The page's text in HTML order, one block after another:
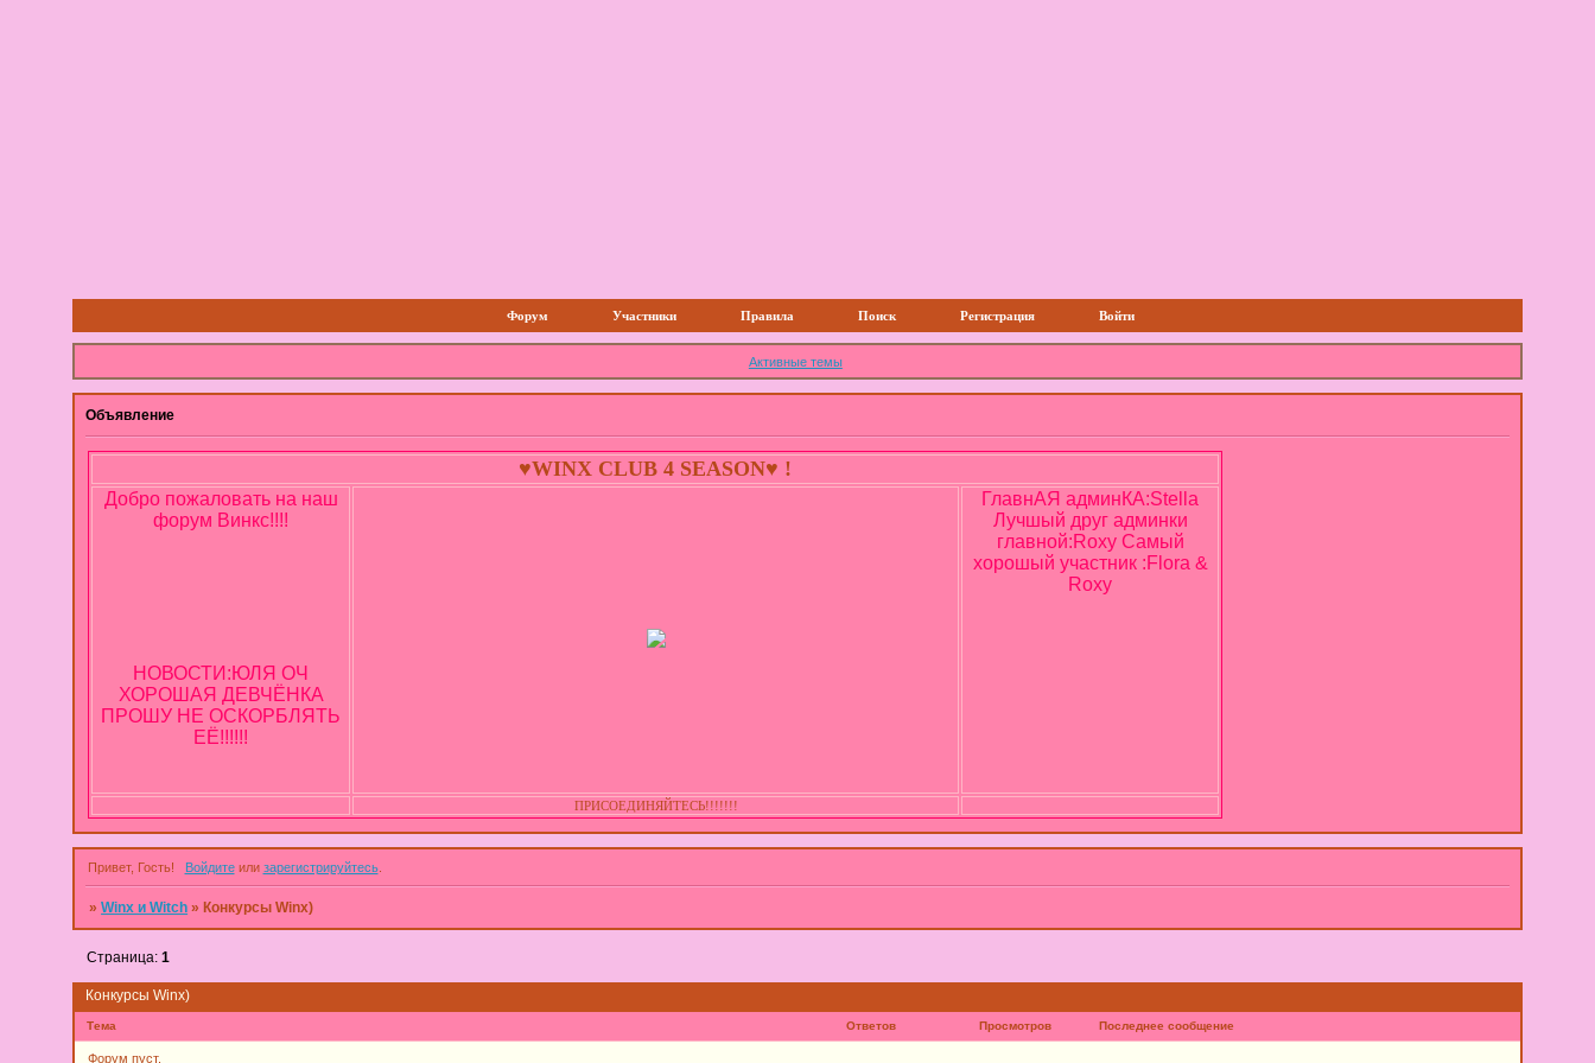
Форум Участники Правила Поиск Регистрация Войти
Активные темы
Объявление
♥WINX CLUB 4 SEASON♥ !
Добро пожаловать на наш
форум Винкс!!!!
НОВОСТИ:ЮЛЯ ОЧ
ХОРОШАЯ ДЕВЧЁНКА
ПРОШУ НЕ ОСКОРБЛЯТЬ
ЕЁ!!!!!!
ГлавнАЯ админКА:Stella
Лучшый друг админки
главной:Roxy Самый
хорошый участник :Flora &
Roxy
ПРИСОЕДИНЯЙТЕСЬ!!!!!!!
Привет, Гость! Войдитеили зарегистрируйтесь.
»Winx и Witch »Конкурсы Winx)
Конкурсы Winx)
Страница:1
Тема Ответов Просмотров Последнее сообщение
Форум пуст.